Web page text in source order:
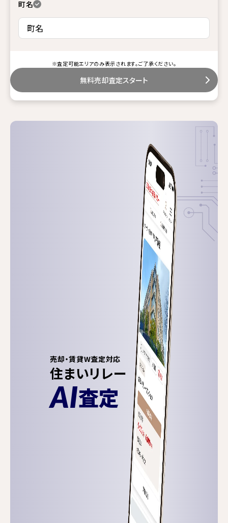
町名
※査定可能エリアのみ表示されます。ご了承ください。
無料売却査定スタート
売却・賃貸W査定対応
住まいリレー
AI査定